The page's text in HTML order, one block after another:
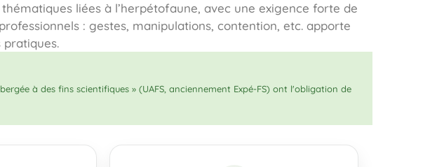
liées à l’herpétofaune, avec une exigence forte de
: gestes, manipulations, contention, etc. apporte
pratiques.
à des fins scientifiques » (UAFS, anciennement Expé-FS) ont l'obligation de